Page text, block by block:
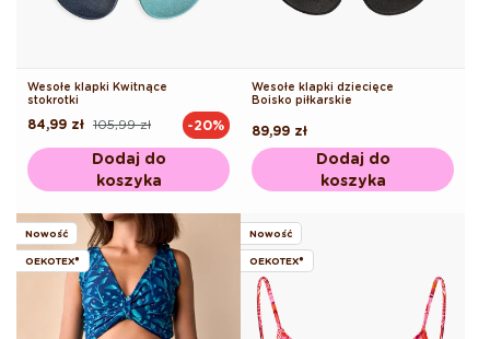
Wesołe klapki Kwitnące
stokrotki
Cena
105,99 zł
Cena
84,99 zł -20%
Dodaj do
koszyka
Wesołe klapki dziecięce
Boisko piłkarskie
Cena
regularna
89,99 zł
Dodaj do
koszyka
Nowość
OEKOTEX®
Nowość
OEKOTEX®